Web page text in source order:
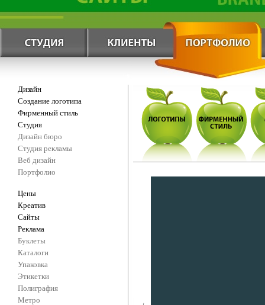
Дизайн
Создание логотипа
Фирменный стиль
Студия
Дизайн бюро
Студия рекламы
Веб дизайн
Портфолио
Цены
Креатив
Сайты
Реклама
Буклеты
Каталоги
Упаковка
Этикетки
Полиграфия
Метро